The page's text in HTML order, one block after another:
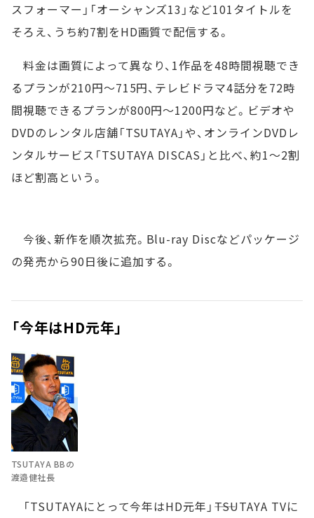
スフォーマー」「オーシャンズ13」など101タイトルを
そろえ、うち約7割をHD画質で配信する。
料金は画質によって異なり、1作品を48時間視聴でき
るプランが210円～715円、テレビドラマ4話分を72時
間視聴できるプランが800円～1200円など。ビデオや
DVDのレンタル店舗「TSUTAYA」や、オンラインDVDレ
ンタルサービス「TSUTAYA DISCAS」と比べ、約1～2割
ほど割高という。
今後、新作を順次拡充。Blu-ray Discなどパッケージ
の発売から90日後に追加する。
「今年はHD元年」
TSUTAYA BBの
渡邉健社長
「TSUTAYAにとって今年はHD元年」――TSUTAYA TVに